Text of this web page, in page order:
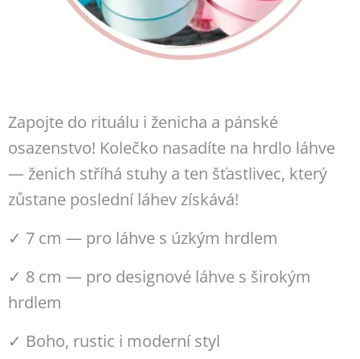
Zapojte do rituálu i ženicha a pánské
osazenstvo! Kolečko nasadíte na hrdlo láhve
— ženich stříhá stuhy a ten šťastlivec, který
zůstane poslední láhev získává!
✓ 7 cm — pro láhve s úzkým hrdlem
✓ 8 cm — pro designové láhve s širokým
hrdlem
✓ Boho, rustic i moderní styl